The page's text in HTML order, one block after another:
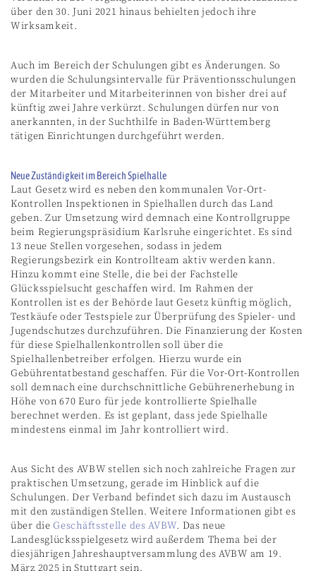
über den 30. Juni 2021 hinaus behielten jedoch ihre
Wirksamkeit.
Auch im Bereich der Schulungen gibt es Änderungen. So
wurden die Schulungsintervalle für Präventionsschulungen
der Mitarbeiter und Mitarbeiterinnen von bisher drei auf
künftig zwei Jahre verkürzt. Schulungen dürfen nur von
anerkannten, in der Suchthilfe in Ba­den-Württemberg
tätigen Einrichtungen durchgeführt werden.
Neue Zuständigkeit im Bereich Spielhalle
Laut Gesetz wird es neben den kommunalen Vor-Ort-
Kontrollen Inspektionen in Spielhallen durch das Land
geben. Zur Umsetzung wird demnach eine Kontrollgruppe
beim Regierungspräsidium Karlsruhe eingerichtet. Es sind
13 neue Stellen vorgesehen, sodass in jedem
Regierungsbezirk ein Kontrollteam aktiv werden kann.
Hinzu kommt eine Stelle, die bei der Fachstelle
Glücksspielsucht geschaffen wird. Im Rahmen der
Kontrollen ist es der Behörde laut Gesetz künftig möglich,
Testkäufe oder Testspiele zur Überprüfung des Spieler- und
Jugendschutzes durchzuführen. Die Finanzierung der Kosten
für diese Spielhallenkontrollen soll über die
Spielhallenbetreiber erfolgen. Hierzu wurde ein
Gebührentatbestand geschaffen. Für die Vor-Ort-Kontrollen
soll demnach eine durchschnittliche Gebührenerhebung in
Höhe von 670 Euro für jede kontrollierte Spielhalle
berechnet werden. Es ist geplant, dass jede Spielhalle
mindestens einmal im Jahr kontrolliert wird.
Aus Sicht des AVBW stellen sich noch zahlreiche Fragen zur
praktischen Umsetzung, gerade im Hinblick auf die
Schulungen. Der Verband befindet sich dazu im Austausch
mit den zuständigen Stellen. Weitere Informationen gibt es
über dieGeschäftsstelle des AVBW. Das neue
Landesglücksspielgesetz wird außerdem Thema bei der
diesjährigen Jahreshauptversammlung des AVBW am 19.
März 2025 in Stuttgart sein.